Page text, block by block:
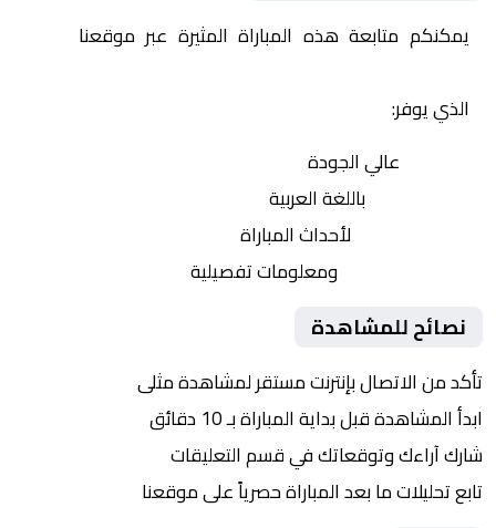
يمكنكم متابعة هذه المباراة المثيرة عبر موقعنا
الذي يوفر:
عالي الجودة
باللغة العربية
لأحداث المباراة
ومعلومات تفصيلية
نصائح للمشاهدة
تأكد من الاتصال بإنترنت مستقر لمشاهدة مثلى
ابدأ المشاهدة قبل بداية المباراة بـ 10 دقائق
شارك آراءك وتوقعاتك في قسم التعليقات
تابع تحليلات ما بعد المباراة حصرياً على موقعنا